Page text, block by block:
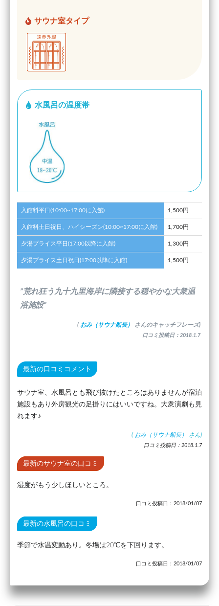
サウナ室タイプ
水風呂の温度帯
入館料平日(10:00~17:00に入館) 1,500円
入館料土日祝日、ハイシーズン(10:00~17:00に入館) 1,700円
夕湯プライス平日(17:00以降に入館) 1,300円
夕湯プライス土日祝日(17:00以降に入館) 1,500円
”荒れ狂う九十九里海岸に隣接する穏やかな大衆温
浴施設”
( おみ（サウナ船長） さんのキャッチフレーズ)
口コミ投稿日：2018.1.7
最新の口コミコメント
サウナ室、水風呂とも飛び抜けたところはありませんが宿泊
施設もあり外房観光の足掛りにはいいですね。大衆演劇も見
れます♪
( おみ（サウナ船長） さん)
口コミ投稿日：2018.1.7
最新のサウナ室の口コミ
湿度がもう少しほしいところ。
口コミ投稿日：2018/01/07
最新の水風呂の口コミ
季節で水温変動あり。冬場は20℃を下回ります。
口コミ投稿日：2018/01/07